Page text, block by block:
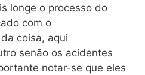
longe o processo do
com o
coisa, aqui
senão os acidentes
notar-se que eles